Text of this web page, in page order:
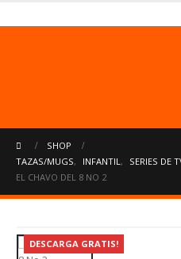
SHOP
TAZAS/MUGS, INFANTIL , SERIES DE
EL CHAVO DEL 8 NO 2
DESCARGA GRATIS!